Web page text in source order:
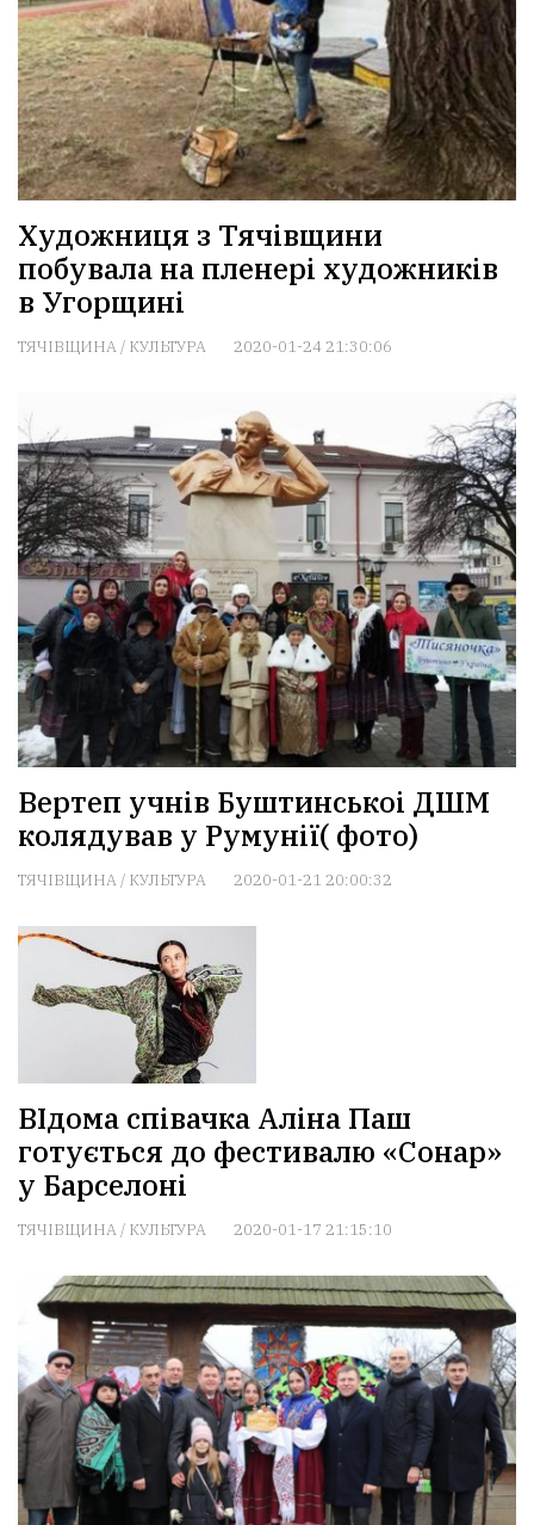
Художниця з Тячівщини
побувала на пленері художників
в Угорщині
ТЯЧІВЩИНА/ КУЛЬТУРА 2020-01-24 21:30:06
Вертеп учнів Буштинськоі ДШМ
колядував у Румунії( фото)
ТЯЧІВЩИНА/ КУЛЬТУРА 2020-01-21 20:00:32
ВІдома співачка Аліна Паш
готується до фестивалю «Сонар»
у Барселоні
ТЯЧІВЩИНА/ КУЛЬТУРА 2020-01-17 21:15:10